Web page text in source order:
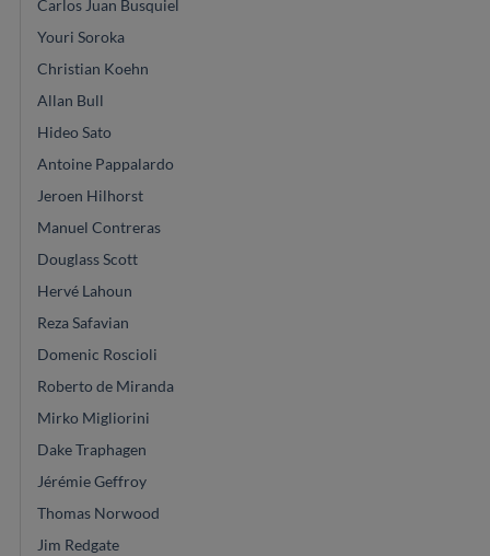
Carlos Juan Busquiel
Youri Soroka
Christian Koehn
Allan Bull
Hideo Sato
Antoine Pappalardo
Jeroen Hilhorst
Manuel Contreras
Douglass Scott
Hervé Lahoun
Reza Safavian
Domenic Roscioli
Roberto de Miranda
Mirko Migliorini
Dake Traphagen
Jérémie Geffroy
Thomas Norwood
Jim Redgate